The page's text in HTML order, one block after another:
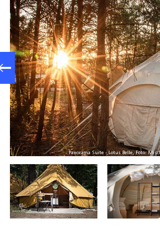
Panorama Suite - Lotus Belle, Foto: